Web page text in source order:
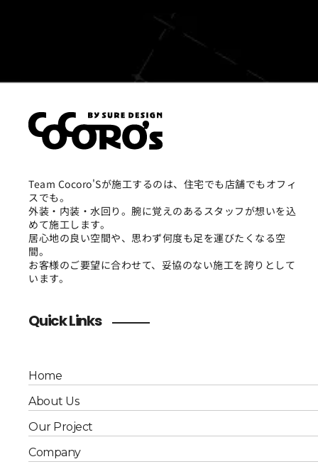
Team Cocoro'Sが施工するのは、住宅でも店舗でもオフィ
スでも。
外装・内装・水回り。腕に覚えのあるスタッフが想いを込
めて施工します。
居心地の良い空間や、思わず何度も足を運びたくなる空
間。
お客様のご要望に合わせて、妥協のない施工を誇りとして
います。
Quick Links
Home
About Us
Our Project
Company